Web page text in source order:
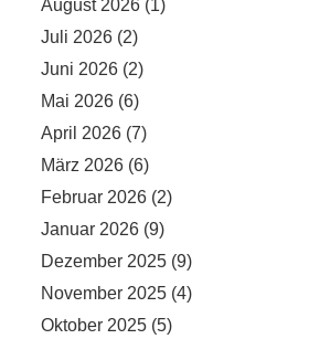
August 2026 (1)
Juli 2026 (2)
Juni 2026 (2)
Mai 2026 (6)
April 2026 (7)
März 2026 (6)
Februar 2026 (2)
Januar 2026 (9)
Dezember 2025 (9)
November 2025 (4)
Oktober 2025 (5)